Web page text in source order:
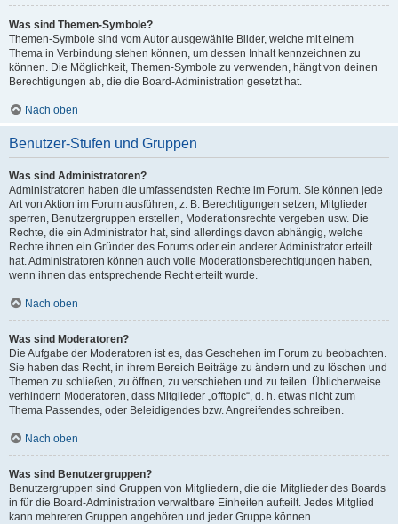
Was sind Themen-Symbole?
Themen-Symbole sind vom Autor ausgewählte Bilder, welche mit einem
Thema in Verbindung stehen können, um dessen Inhalt kennzeichnen zu
können. Die Möglichkeit, Themen-Symbole zu verwenden, hängt von deinen
Berechtigungen ab, die die Board-Administration gesetzt hat.
Nach oben
Benutzer-Stufen und Gruppen
Was sind Administratoren?
Administratoren haben die umfassendsten Rechte im Forum. Sie können jede
Art von Aktion im Forum ausführen; z. B. Berechtigungen setzen, Mitglieder
sperren, Benutzergruppen erstellen, Moderationsrechte vergeben usw. Die
Rechte, die ein Administrator hat, sind allerdings davon abhängig, welche
Rechte ihnen ein Gründer des Forums oder ein anderer Administrator erteilt
hat. Administratoren können auch volle Moderationsberechtigungen haben,
wenn ihnen das entsprechende Recht erteilt wurde.
Nach oben
Was sind Moderatoren?
Die Aufgabe der Moderatoren ist es, das Geschehen im Forum zu beobachten.
Sie haben das Recht, in ihrem Bereich Beiträge zu ändern und zu löschen und
Themen zu schließen, zu öffnen, zu verschieben und zu teilen. Üblicherweise
verhindern Moderatoren, dass Mitglieder „offtopic“, d. h. etwas nicht zum
Thema Passendes, oder Beleidigendes bzw. Angreifendes schreiben.
Nach oben
Was sind Benutzergruppen?
Benutzergruppen sind Gruppen von Mitgliedern, die die Mitglieder des Boards
in für die Board-Administration verwaltbare Einheiten aufteilt. Jedes Mitglied
kann mehreren Gruppen angehören und jeder Gruppe können